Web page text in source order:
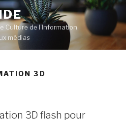
Culture de l’Information
médias
3D
3D flash pour